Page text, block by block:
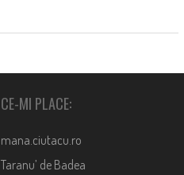
CE-MI PLACE:
mana.ciutacu.ro
Taranu’ de Badea